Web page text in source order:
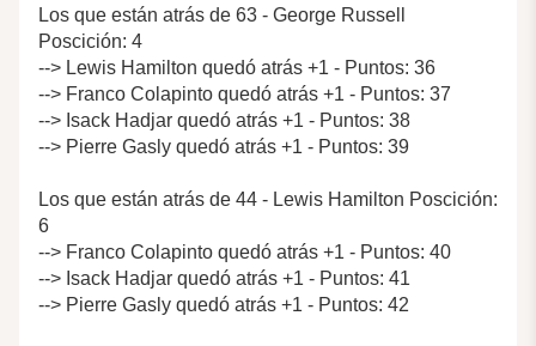
Los que están atrás de 63 - George Russell
Poscición: 4
--> Lewis Hamilton quedó atrás +1 - Puntos: 36
--> Franco Colapinto quedó atrás +1 - Puntos: 37
--> Isack Hadjar quedó atrás +1 - Puntos: 38
--> Pierre Gasly quedó atrás +1 - Puntos: 39
Los que están atrás de 44 - Lewis Hamilton Poscición:
6
--> Franco Colapinto quedó atrás +1 - Puntos: 40
--> Isack Hadjar quedó atrás +1 - Puntos: 41
--> Pierre Gasly quedó atrás +1 - Puntos: 42